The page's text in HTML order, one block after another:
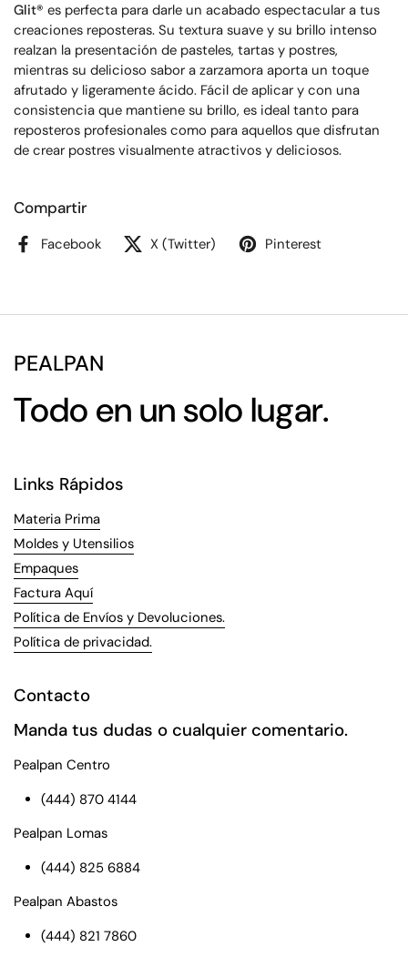
Glit® es perfecta para darle un acabado espectacular a tus
creaciones reposteras. Su textura suave y su brillo intenso
realzan la presentación de pasteles, tartas y postres,
mientras su delicioso sabor a zarzamora aporta un toque
afrutado y ligeramente ácido. Fácil de aplicar y con una
consistencia que mantiene su brillo, es ideal tanto para
reposteros profesionales como para aquellos que disfrutan
de crear postres visualmente atractivos y deliciosos.
Compartir
Facebook X (Twitter) Pinterest
PEALPAN
Todo en un solo lugar.
Links Rápidos
Materia Prima
Moldes y Utensilios
Empaques
Factura Aquí
Política de Envíos y Devoluciones.
Política de privacidad.
Contacto
Manda tus dudas o cualquier comentario.
Pealpan Centro
(444) 870 4144
Pealpan Lomas
(444) 825 6884
Pealpan Abastos
(444) 821 7860